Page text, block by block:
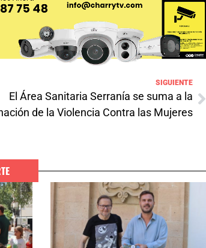
SIGUIENTE
El Área Sanitaria Serranía se suma a la
de la Violencia Contra las Mujeres